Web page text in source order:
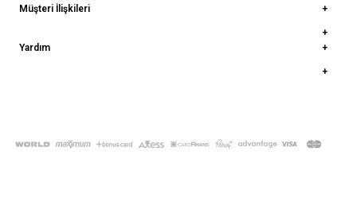
Müşteri İlişkileri
Yardım